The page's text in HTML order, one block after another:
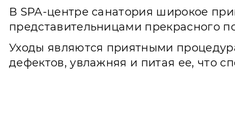
В SPA-центре санатория широкое
представительницами прекрасного
Уходы являются приятными
дефектов, увлажняя и питая ее, что